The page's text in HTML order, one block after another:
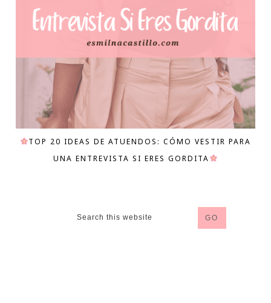
TOP 20 IDEAS DE ATUENDOS: CÓMO VESTIR PARA
UNA ENTREVISTA SI ERES GORDITA